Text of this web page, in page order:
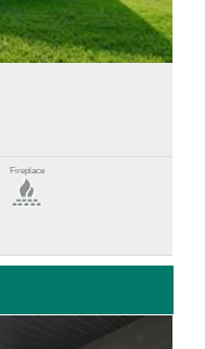
Fireplace